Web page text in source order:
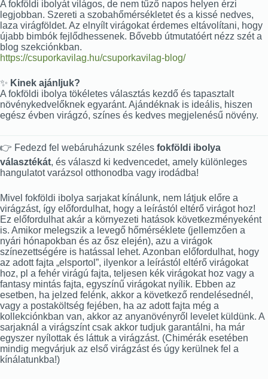
A fokföldi ibolyát világos, de nem tűző napos helyen érzi
legjobban. Szereti a szobahőmérsékletet és a kissé nedves,
laza virágföldet. Az elnyílt virágokat érdemes eltávolítani, hogy
újabb bimbók fejlődhessenek. Bővebb útmutatóért nézz szét a
blog szekciónkban.
https://csuporkavilag.hu/csuporkavilag-blog/
✨ Kinek ajánljuk?
A fokföldi ibolya tökéletes választás kezdő és tapasztalt
növénykedvelőknek egyaránt. Ajándéknak is ideális, hiszen
egész évben virágzó, színes és kedves megjelenésű növény.
👉 Fedezd fel webáruházunk széles fokföldi ibolya
választékát, és válaszd ki kedvencedet, amely különleges
hangulatot varázsol otthonodba vagy irodádba!
Mivel fokföldi ibolya sarjakat kínálunk, nem látjuk előre a
virágzást, így előfordulhat, hogy a leírástól eltérő virágot hoz!
Ez előfordulhat akár a környezeti hatások következményeként
is. Amikor melegszik a levegő hőmérséklete (jellemzően a
nyári hónapokban és az ősz elején), azu a virágok
színezettségére is hatással lehet. Azonban előfordulhat, hogy
az adott fajta „elsportol”, ilyenkor a leírástól eltérő virágokat
hoz, pl a fehér virágú fajta, teljesen kék virágokat hoz vagy a
fantasy mintás fajta, egyszínű virágokat nyílik. Ebben az
esetben, ha jelzed felénk, akkor a következő rendelésednél,
vagy a postaköltség fejében, ha az adott fajta még a
kollekciónkban van, akkor az anyanövényről levelet küldünk. A
sarjaknál a virágszínt csak akkor tudjuk garantálni, ha már
egyszer nyílottak és láttuk a virágzást. (Chimérák esetében
mindig megvárjuk az első virágzást és úgy kerülnek fel a
kínálatunkba!)